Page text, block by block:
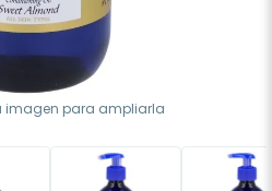
imagen para ampliarla